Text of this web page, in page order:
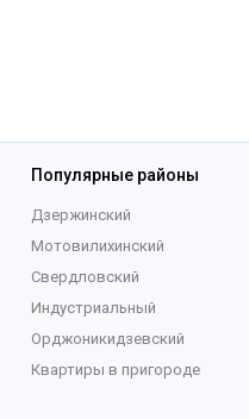
Популярные районы
Дзержинский
Мотовилихинский
Свердловский
Индустриальный
Орджоникидзевский
Квартиры в пригороде